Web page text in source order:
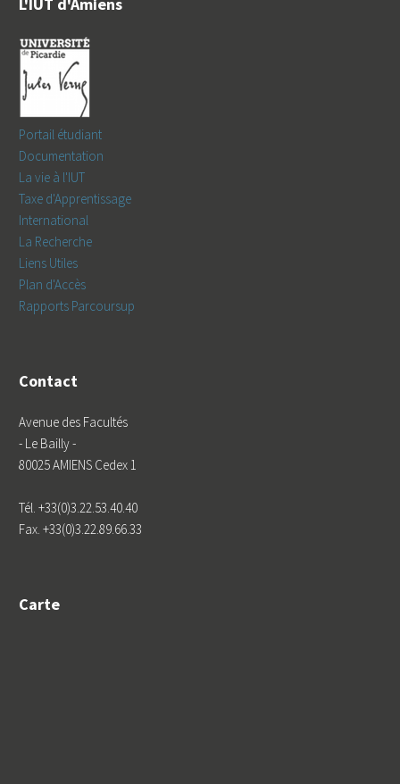
L'IUT d'Amiens
Portail étudiant
Documentation
La vie à l'IUT
Taxe d'Apprentissage
International
La Recherche
Liens Utiles
Plan d'Accès
Rapports Parcoursup
Contact
Avenue des Facultés
- Le Bailly -
80025 AMIENS Cedex 1
Tél. +33(0)3.22.53.40.40
Fax. +33(0)3.22.89.66.33
Carte